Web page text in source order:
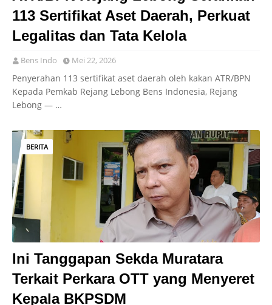
113 Sertifikat Aset Daerah, Perkuat
Legalitas dan Tata Kelola
Bens Indo Mei 22, 2026
Penyerahan 113 sertifikat aset daerah oleh kakan ATR/BPN
Kepada Pemkab Rejang Lebong Bens Indonesia, Rejang
Lebong — …
BERITA
Ini Tanggapan Sekda Muratara
Terkait Perkara OTT yang Menyeret
Kepala BKPSDM